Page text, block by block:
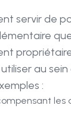
servir de
au
:
les